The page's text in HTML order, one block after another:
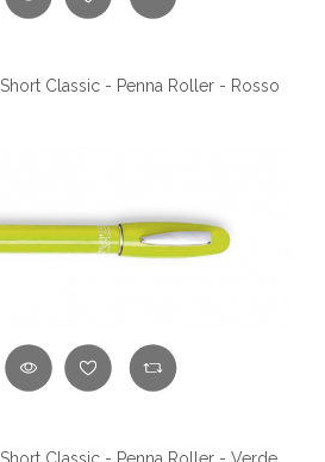
Classic - Penna Roller - Rosso